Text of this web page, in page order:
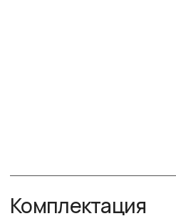
стоимостьдома
вашей мечты
Оставьте заявку и мы свяжемся с вами,
чтобы обсудить детали